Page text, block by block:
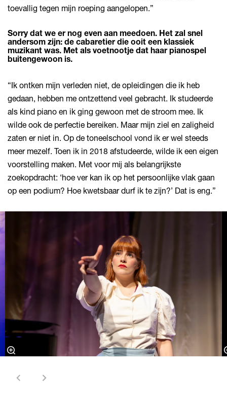
toevallig tegen mijn roeping aangelopen.”
Sorry dat we er nog even aan meedoen. Het zal snel
andersom zijn: de cabaretier die ooit een klassiek
muzikant was. Met als voetnootje dat haar pianospel
buitengewoon is.
“Ik ontken mijn verleden niet, de opleidingen die ik heb
gedaan, hebben me ontzettend veel gebracht. Ik studeerde
als kind piano en ik ging gewoon met de stroom mee. Ik
wilde ook de perfectie bereiken. Maar mijn ziel en zaligheid
zaten er niet in. Op de toneelschool vond ik er wel steeds
meer mezelf. Toen ik in 2018 afstudeerde, wilde ik een eigen
voorstelling maken. Met voor mij als belangrijkste
zoekopdracht: ‘hoe ver kan ik op het persoonlijke vlak gaan
op een podium? Hoe kwetsbaar durf ik te zijn?’ Dat is eng.”
Overslaan